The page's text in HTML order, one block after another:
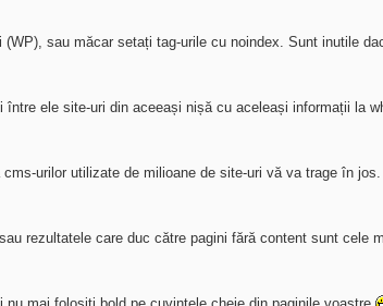
(WP), sau măcar setați tag-urile cu noindex. Sunt inutile
între ele site-uri din aceeași nișă cu aceleași informații la
urilor utilizate de milioane de site-uri vă va trage în
rezultatele care duc către pagini fără content sunt cele